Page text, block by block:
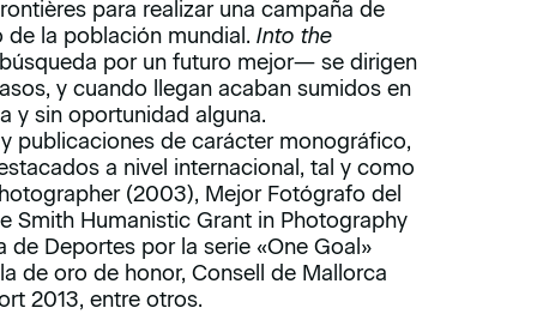
para realizar una campaña de
de la población mundial.Into the
por un futuro mejor― se dirigen
y cuando llegan acaban sumidos en
y sin oportunidad alguna.
publicaciones de carácter monográfico,
a nivel internacional, tal y como
(2003), Mejor Fotógrafo del
Smith Humanistic Grant in Photography
Deportes por la serie «One Goal»
de oro de honor, Consell de Mallorca
2013, entre otros.